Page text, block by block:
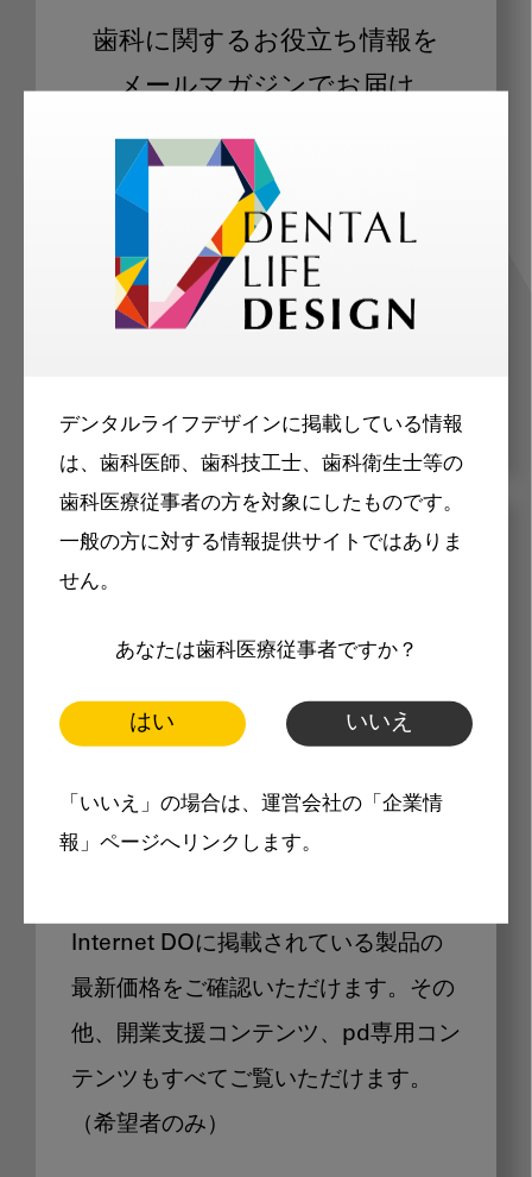
デンタルライフデザインに掲載している情報
は、歯科医師、歯科技工士、歯科衛生士等の
歯科医療従事者の方を対象にしたものです。
一般の方に対する情報提供サイトではありま
せん。
あなたは歯科医療従事者ですか？
はい いいえ
「いいえ」の場合は、運営会社の「企業情
報」ページへリンクします。
歯科に関するお役立ち情報を
メールマガジンでお届け
ご登録いただいた職種（歯科医師、歯
科衛生士、歯科技工士）に合わせた内
容のメールマガジンをお届けします。
メリット
製品価格も閲覧可能
Internet DOに掲載されている製品の
最新価格をご確認いただけます。その
他、開業支援コンテンツ、pd専用コン
テンツもすべてご覧いただけます。
（希望者のみ）